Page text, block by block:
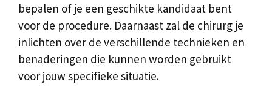
bepalen of je een geschikte kandidaat bent
voor de procedure. Daarnaast zal de chirurg je
inlichten over de verschillende technieken en
benaderingen die kunnen worden gebruikt
voor jouw specifieke situatie.